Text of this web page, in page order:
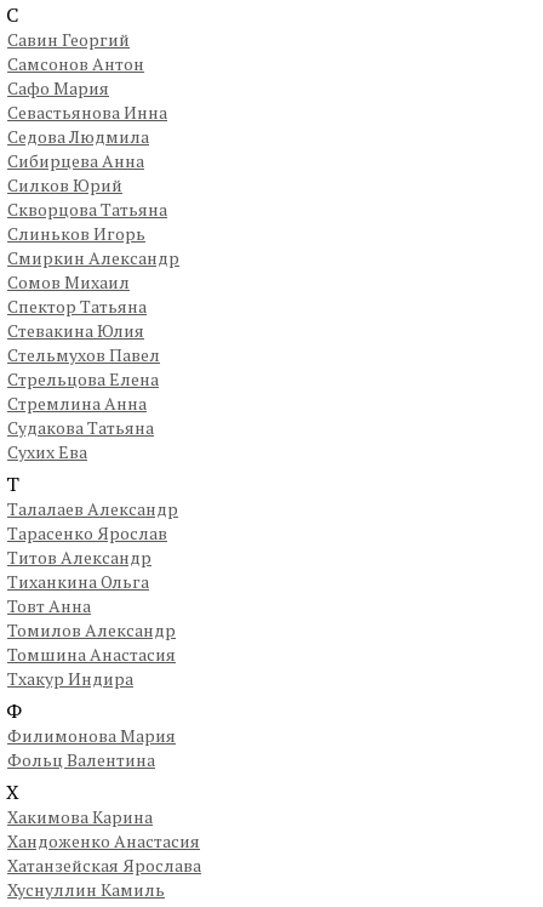
С
Савин Георгий
Самсонов Антон
Сафо Мария
Севастьянова Инна
Седова Людмила
Сибирцева Анна
Силков Юрий
Скворцова Татьяна
Слиньков Игорь
Смиркин Александр
Сомов Михаил
Спектор Татьяна
Стевакина Юлия
Стельмухов Павел
Стрельцова Елена
Стремлина Анна
Судакова Татьяна
Сухих Ева
Т
Талалаев Александр
Тарасенко Ярослав
Титов Александр
Тиханкина Ольга
Товт Анна
Томилов Александр
Томшина Анастасия
Тхакур Индира
Ф
Филимонова Мария
Фольц Валентина
Х
Хакимова Карина
Хандоженко Анастасия
Хатанзейская Ярослава
Хуснуллин Камиль